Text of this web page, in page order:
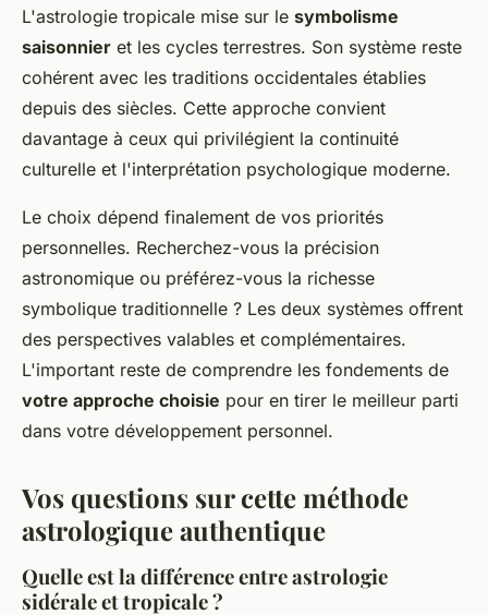
L'astrologie tropicale mise sur le symbolisme
saisonnier et les cycles terrestres. Son système reste
cohérent avec les traditions occidentales établies
depuis des siècles. Cette approche convient
davantage à ceux qui privilégient la continuité
culturelle et l'interprétation psychologique moderne.
Le choix dépend finalement de vos priorités
personnelles. Recherchez-vous la précision
astronomique ou préférez-vous la richesse
symbolique traditionnelle ? Les deux systèmes offrent
des perspectives valables et complémentaires.
L'important reste de comprendre les fondements de
votre approche choisie pour en tirer le meilleur parti
dans votre développement personnel.
Vos questions sur cette méthode
astrologique authentique
Quelle est la différence entre astrologie
sidérale et tropicale ?